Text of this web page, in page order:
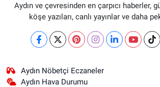
Aydın ve çevresinden en çarpıcı haberler,
köşe yazıları, canlı yayınlar ve daha
Aydın Nöbetçi Eczaneler
Aydın Hava Durumu